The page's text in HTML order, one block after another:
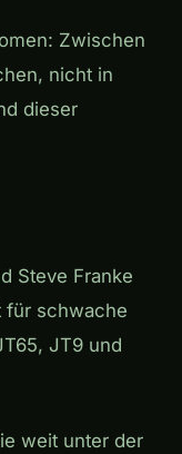
Zwischen
nicht in
dieser
Steve Franke
für schwache
JT9 und
weit unter der